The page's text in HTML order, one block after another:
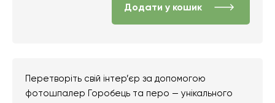
Додати у кошик
Перетворіть свій інтер’єр за допомогою
фотошпалер Горобець та перо — унікального